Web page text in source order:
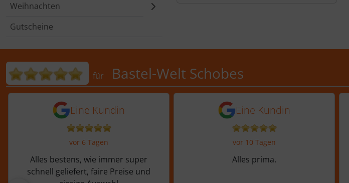
Weihnachten
Gutscheine
Bewertungen für Bastel-Welt Schobes: 5,0 von
für
Bastel-Welt Schobes
5 von 5 Sternen von einer Kundin vor 6 Tagen
Eine Kundin
vor 6 Tagen
Alles bestens, wie immer super
schnell geliefert, faire Preise und
5 von 5 Sternen von
Eine Kundin
vor 10 Tagen
Alles prima.